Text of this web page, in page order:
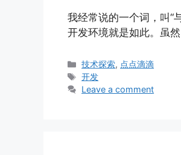
我经常说的一个词，叫“
开发环境就是如此。虽
Categories
技术探索, 点点滴滴
Tags
开发
Leave a comment